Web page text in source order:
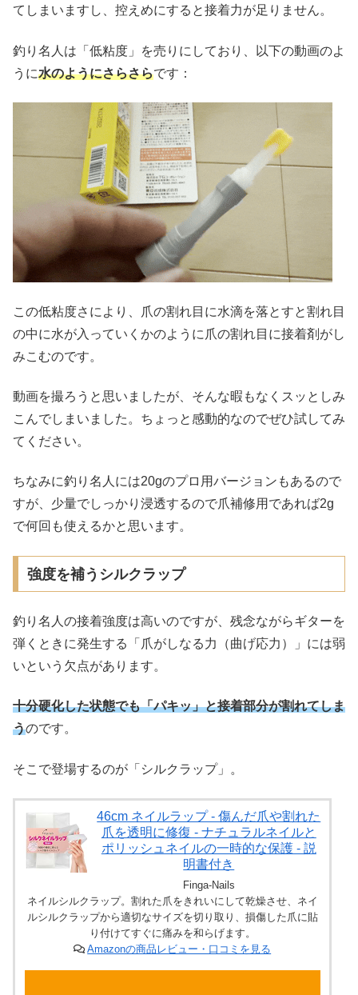
てしまいますし、控えめにすると接着力が足りません。
釣り名人は「低粘度」を売りにしており、以下の動画のよ
うに水のようにさらさらです：
この低粘度さにより、爪の割れ目に水滴を落とすと割れ目
の中に水が入っていくかのように爪の割れ目に接着剤がし
みこむのです。
動画を撮ろうと思いましたが、そんな暇もなくスッとしみ
こんでしまいました。ちょっと感動的なのでぜひ試してみ
てください。
ちなみに釣り名人には20gのプロ用バージョンもあるので
すが、少量でしっかり浸透するので爪補修用であれば2g
で何回も使えるかと思います。
強度を補うシルクラップ
釣り名人の接着強度は高いのですが、残念ながらギターを
弾くときに発生する「爪がしなる力（曲げ応力）」には弱
いという欠点があります。
十分硬化した状態でも「パキッ」と接着部分が割れてしま
うのです。
そこで登場するのが「シルクラップ」。
46cm ネイルラップ - 傷んだ爪や割れた
爪を透明に修復 - ナチュラルネイルと
ポリッシュネイルの一時的な保護 - 説
明書付き
Finga-Nails
ネイルシルクラップ。割れた爪をきれいにして乾燥させ、ネイ
ルシルクラップから適切なサイズを切り取り、損傷した爪に貼
り付けてすぐに痛みを和らげます。
Amazonの商品レビュー・口コミを見る